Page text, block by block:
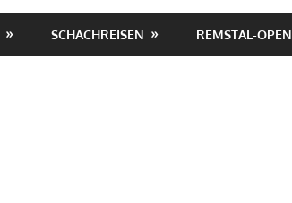
SCHACHREISEN REMSTAL-OPEN